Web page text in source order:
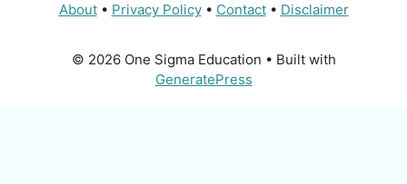
About• Privacy Policy• Contact• Disclaimer
© 2026 One Sigma Education • Built with
GeneratePress